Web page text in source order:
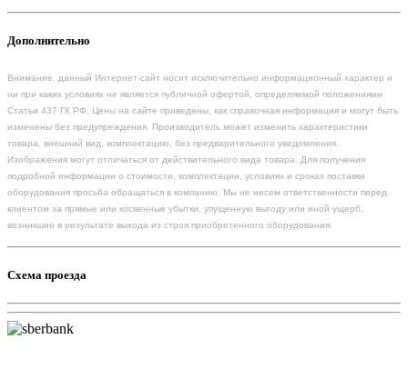
Дополнительно
Внимание, данный Интернет-сайт носит исключительно информационный характер и
ни при каких условиях не является публичной офертой, определяемой положениями
Статьи 437 ГК РФ. Цены на сайте приведены, как справочная информация и могут быть
изменены без предупреждения. Производитель может изменить характеристики
товара, внешний вид, комплектацию, без предварительного уведомления.
Изображения могут отличаться от действительного вида товара. Для получения
подробной информации о стоимости, комплектации, условиях и сроках поставки
оборудования просьба обращаться в компанию. Мы не несем ответственности перед
клиентом за прямые или косвенные убытки, упущенную выгоду или иной ущерб,
возникшие в результате выхода из строя приобретенного оборудования.
Схема проезда